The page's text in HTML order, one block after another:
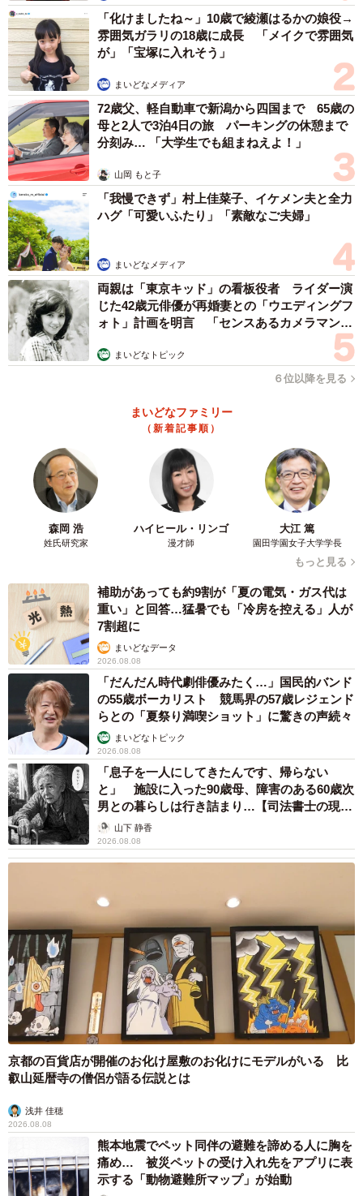
「化けましたね～」10歳で綾瀬はるかの娘役→
雰囲気ガラリの18歳に成長 「メイクで雰囲気
が」「宝塚に入れそう」
まいどなメディア
72歳父、軽自動車で新潟から四国まで 65歳の
母と2人で3泊4日の旅 パーキングの休憩まで
分刻み… 「大学生でも組まねえよ！」
山岡 もと子
「我慢できず」村上佳菜子、イケメン夫と全力
ハグ「可愛いふたり」「素敵なご夫婦」
まいどなメディア
両親は「東京キッド」の看板役者 ライダー演
じた42歳元俳優が再婚妻との「ウエディングフ
ォト」計画を明言 「センスあるカメラマン求
まいどなトピック
６位以降を見る
まいどなファミリー
（新着記事順）
森岡 浩
姓氏研究家
ハイヒール・リンゴ
漫才師
大江 篤
園田学園女子大学学長
もっと見る
補助があっても約9割が「夏の電気・ガス代は
重い」と回答…猛暑でも「冷房を控える」人が
7割超に
まいどなデータ
2026.08.08
「だんだん時代劇俳優みたく…」国民的バンド
の55歳ボーカリスト 競馬界の57歳レジェンド
らとの「夏祭り満喫ショット」に驚きの声続々
まいどなトピック
2026.08.08
「息子を一人にしてきたんです、帰らない
と」 施設に入った90歳母、障害のある60歳次
男との暮らしは行き詰まり…【司法書士の現場
から】山下 静香
2026.08.08
京都の百貨店が開催のお化け屋敷のお化けにモデルがいる 比
叡山延暦寺の僧侶が語る伝説とは
浅井 佳穂
2026.08.08
熊本地震でペット同伴の避難を諦める人に胸を
痛め… 被災ペットの受け入れ先をアプリに表
示する「動物避難所マップ」が始動